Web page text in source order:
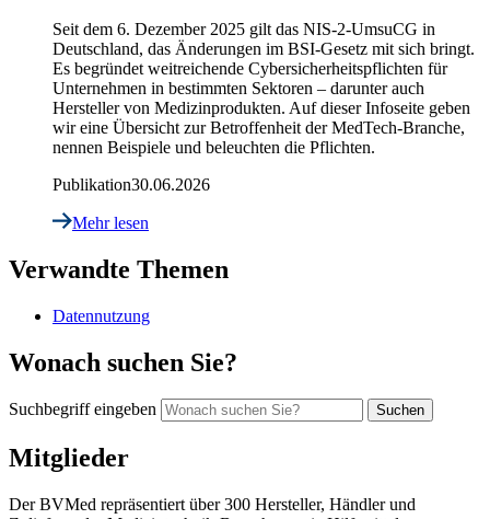
Seit dem 6. Dezember 2025 gilt das NIS-2-UmsuCG in
Deutschland, das Änderungen im BSI-Gesetz mit sich bringt.
Es begründet weitreichende Cybersicherheitspflichten für
Unternehmen in bestimmten Sektoren – darunter auch
Hersteller von Medizinprodukten. Auf dieser Infoseite geben
wir eine Übersicht zur Betroffenheit der MedTech-Branche,
nennen Beispiele und beleuchten die Pflichten.
Publikation30.06.2026
Mehr lesen
Verwandte Themen
Datennutzung
Wonach suchen Sie?
Suchbegriff eingeben
Mitglieder
Der BVMed repräsentiert über 300 Hersteller, Händler und